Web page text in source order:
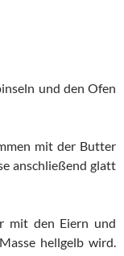
und den Ofen
mit der Butter
anschließend glatt
mit den Eiern und
hellgelb wird.